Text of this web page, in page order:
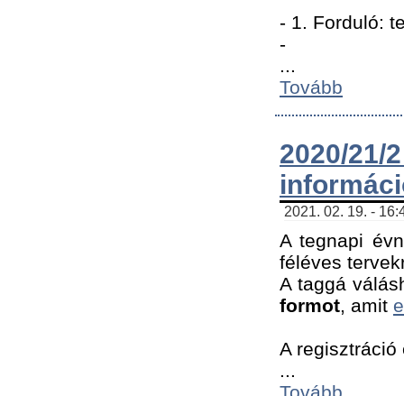
- 1. Forduló:
-
...
Tovább
2020/
2021. 02. 19. -
A tegnapi
féléves
A taggá
formot, amit
A
...